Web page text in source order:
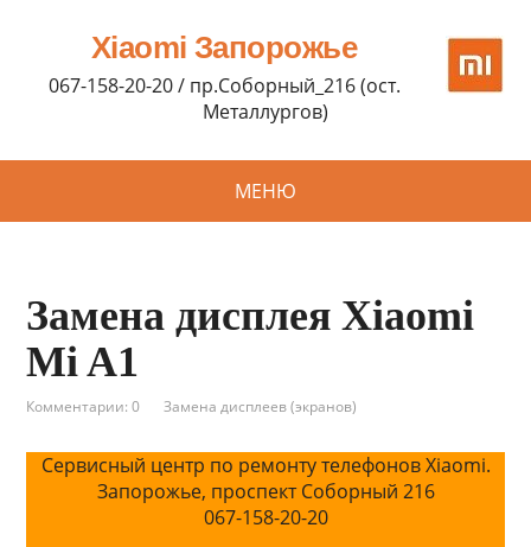
Xiaomi Запорожье
067-158-20-20 / пр.Соборный_216 (ост.
Металлургов)
МЕНЮ
Замена дисплея Xiaomi
Mi A1
Комментарии: 0 Замена дисплеев (экранов)
Сервисный центр по ремонту телефонов Xiaomi.
Запорожье, проспект Соборный 216
067-158-20-20